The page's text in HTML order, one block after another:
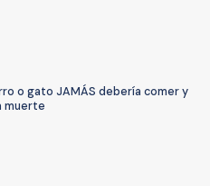
o gato JAMÁS debería comer y
muerte